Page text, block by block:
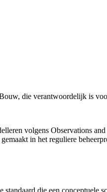
die verantwoordelijk is
volgens Observations
in het reguliere
die een